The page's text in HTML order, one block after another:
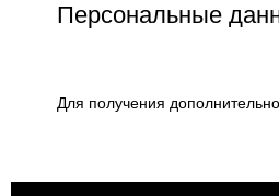
Персональные
Для получения